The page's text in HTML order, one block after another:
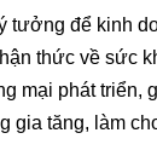
tưởng để kinh
thức về sức
mại phát triển,
gia tăng, làm